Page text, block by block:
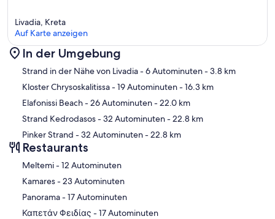
Karte
Livadia, Kreta
Auf Karte anzeigen
In der Umgebung
Strand in der Nähe von Livadia- 6 Autominuten- 3.8 km
Kloster Chrysoskalitissa- 19 Autominuten- 16.3 km
Elafonissi Beach- 26 Autominuten- 22.0 km
Strand Kedrodasos- 32 Autominuten- 22.8 km
Pinker Strand - 32 Autominuten- 22.8 km
Restaurants
‪Meltemi - ‬12 Autominuten
‪Kamares - ‬23 Autominuten
‪Panorama - ‬17 Autominuten
‪Καπετάν Φειδίας - ‬17 Autominuten